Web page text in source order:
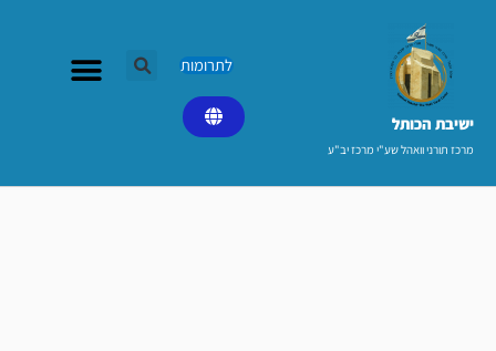
ישיבת הכותל​
מרכז תורני וואהל שע"י מרכז יב"ע
לתרומות